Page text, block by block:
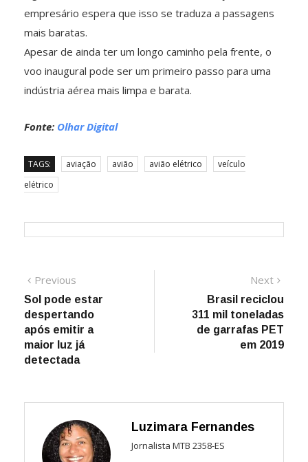
empresário espera que isso se traduza a passagens
mais baratas.
Apesar de ainda ter um longo caminho pela frente, o
voo inaugural pode ser um primeiro passo para uma
indústria aérea mais limpa e barata.
Fonte: Olhar Digital
TAGS: aviação avião avião elétrico
veículo
elétrico
Navegação
de
Post
Previous
post:
Sol pode estar
despertando
após emitir a
maior luz já
detectada
Next
Brasil reciclou
311 mil toneladas
de garrafas PET
em 2019
Luzimara Fernandes
Jornalista MTB 2358-ES